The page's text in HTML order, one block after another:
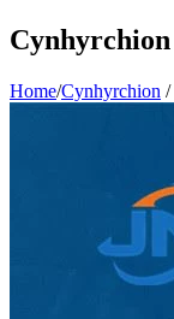
Cynhyrchion
Home/Cynhyrchion /